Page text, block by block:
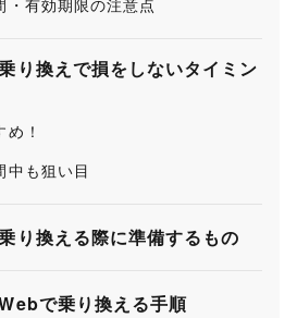
/ UQモバイル（重要事項説明等）
UQモバイル（キャンペーン）
・有効期限の注意点
り換えで損をしないタイミン
！
中も狙い目
り換える際に準備するもの
で乗り換える手順